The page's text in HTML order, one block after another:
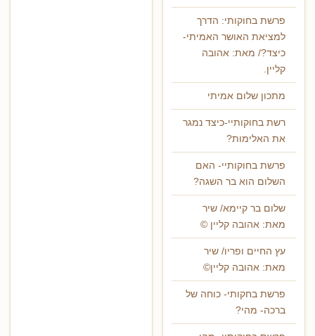
פרשת בחוקותי: הדרך
למציאת האושר האמיתי-
כיצד?/ מאת: אהובה
קליין.
מתכון שלום אמיתי
רשת בחוקותיי-כיצד נמגר
את האלימות?
פרשת בחוקותיי- האם
השלום הוא בר השגה?
שלום בר קיימא/ שיר
מאת: אהובה קליין ©
עץ החיים ופריו/ שיר
מאת: אהובה קליין©
פרשת בחקותי- כוחה של
ברכה- מהי?